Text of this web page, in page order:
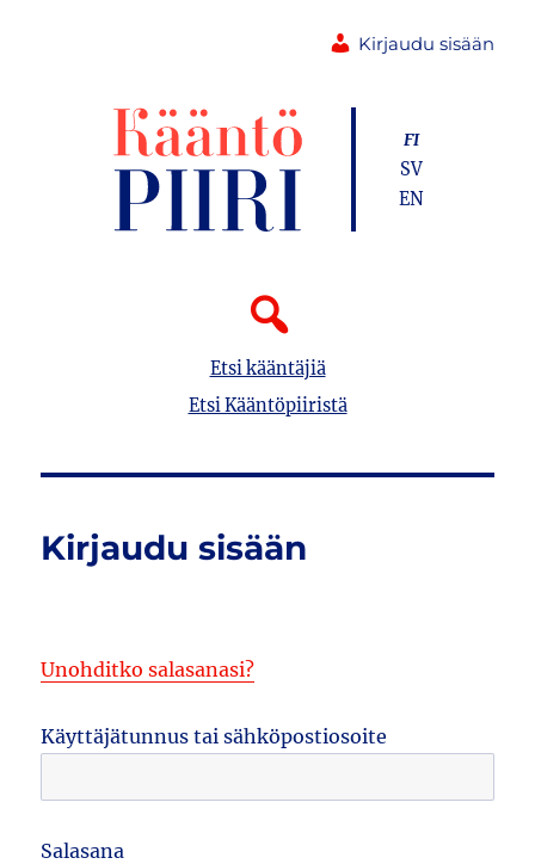
Kirjaudu sisään
Etsi kääntäjiä
Etsi Kääntöpiiristä
FI
SV
EN
Kirjaudu sisään
Unohditko salasanasi?
Käyttäjätunnus tai sähköpostiosoite
Salasana